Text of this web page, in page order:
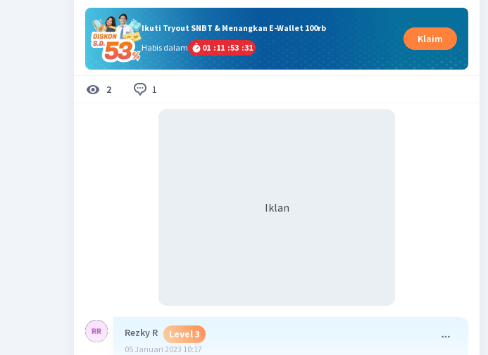
Ikuti Tryout SNBT & Menangkan E-Wallet 100rb
Habis dalam
01 :11 :53 :30
Klaim
2 1
Iklan
Rezky R Level 3
05 Januari 2023 10:17